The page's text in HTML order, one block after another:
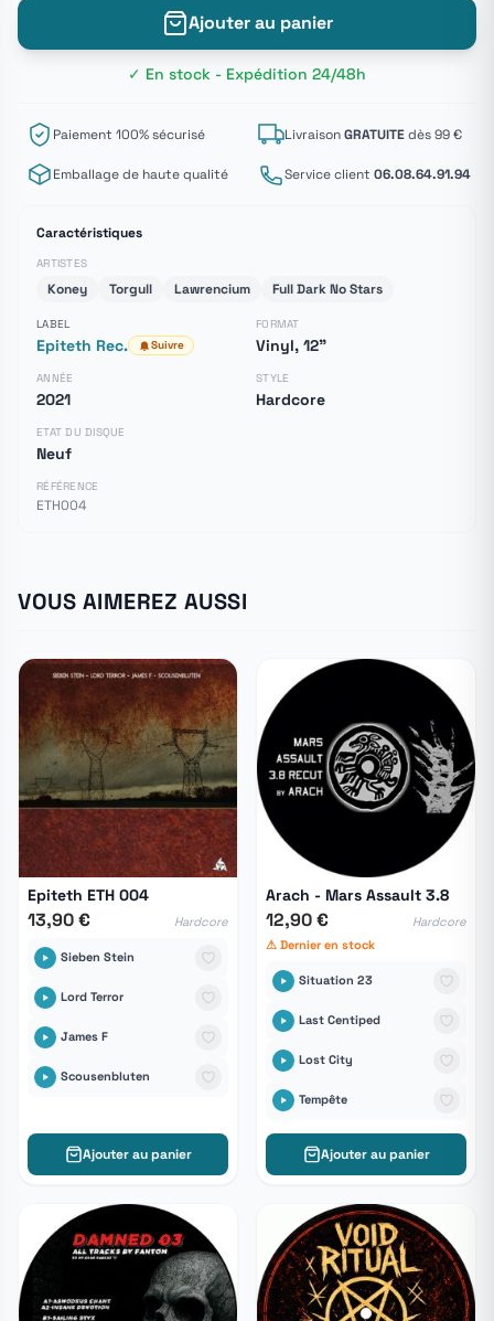
Ajouter au panier
✓ En stock - Expédition 24/48h
Paiement 100% sécurisé LivraisonGRATUITEdès 99 €
Emballage de haute qualité Service client 06.08.64.91.94
Caractéristiques
ARTISTES
Koney Torgull Lawrencium Full Dark No Stars
LABEL
Epiteth Rec. Suivre
FORMAT
Vinyl, 12"
ANNÉE
2021
STYLE
Hardcore
ETAT DU DISQUE
Neuf
RÉFÉRENCE
ETH004
VOUS AIMEREZ AUSSI
Epiteth ETH 004
13,90 € Hardcore
Sieben Stein
Lord Terror
James F
Scousenbluten
Ajouter au panier
Arach - Mars Assault 3.8
12,90 €
Hardcore
⚠ Dernier en stock
Situation 23
Last Centiped
Lost City
Tempête
Ajouter au panier